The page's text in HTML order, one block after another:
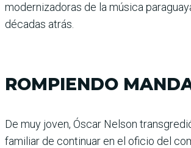
modernizadoras de la música
décadas atrás.
ROMPIENDO
De muy joven, Óscar Nelson
familiar de continuar en el oficio del